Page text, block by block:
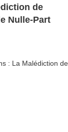
de
Nulle-Part